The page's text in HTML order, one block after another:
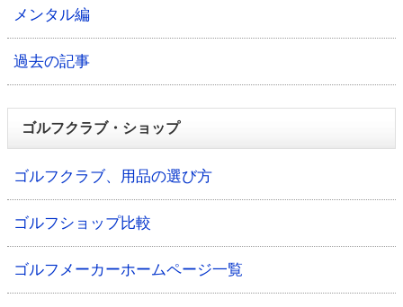
メンタル編
過去の記事
ゴルフクラブ・ショップ
ゴルフクラブ、用品の選び方
ゴルフショップ比較
ゴルフメーカーホームページ一覧